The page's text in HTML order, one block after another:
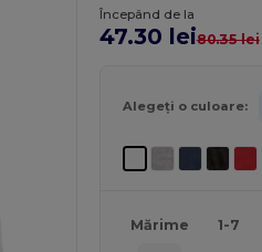
Începând de la
47.30 lei80.35 lei
Alegeți o culoare:
Mărime 1-7